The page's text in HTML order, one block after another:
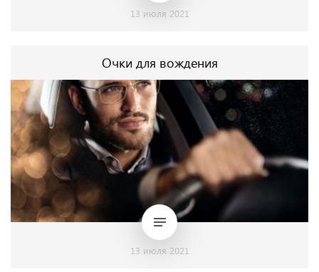
13 июля 2021
Очки для вождения
13 июля 2021